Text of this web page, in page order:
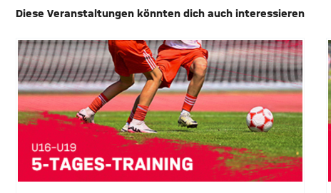
Diese Veranstaltungen könnten dich auch interessieren